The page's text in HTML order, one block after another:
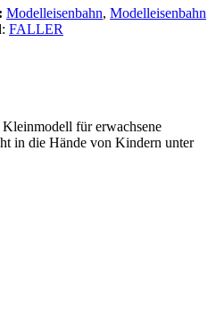
Modelleisenbahn, Modelleisenbahn
FALLER
für erwachsene
in die Hände von Kindern unter